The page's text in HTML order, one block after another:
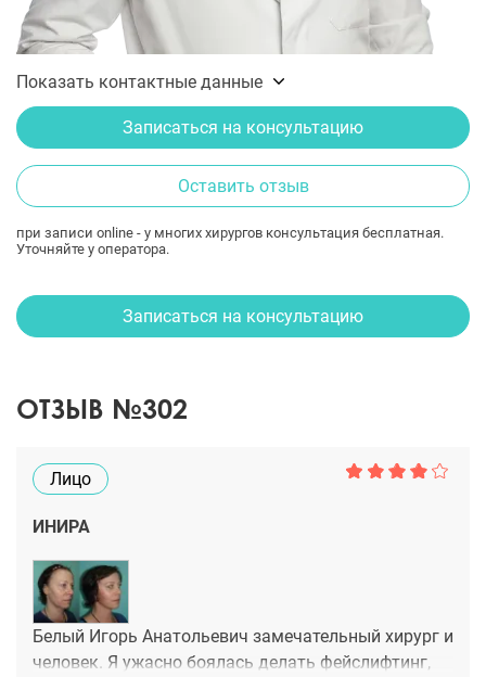
Показать контактные данные
Записаться на консультацию
Оставить отзыв
при записи online - у многих хирургов консультация бесплатная.
Уточняйте у оператора.
Записаться на консультацию
ОТЗЫВ №302
Лицо
ИНИРА
Белый Игорь Анатольевич замечательный хирург и
человек. Я ужасно боялась делать фейслифтинг,